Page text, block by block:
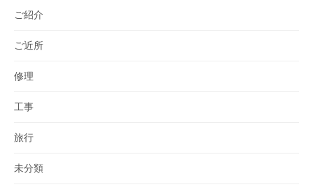
ご紹介
ご近所
修理
工事
旅行
未分類